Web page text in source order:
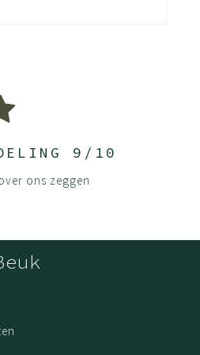
9/10
ons zeggen